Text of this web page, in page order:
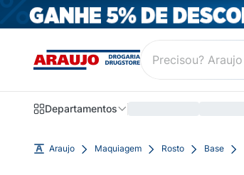
Departamentos
Araujo Maquiagem Rosto Base